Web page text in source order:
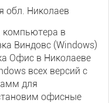
обл. Николаев
компьютера в
Виндовс (Windows)
Офис в Николаеве
всех версий с
для
офисные